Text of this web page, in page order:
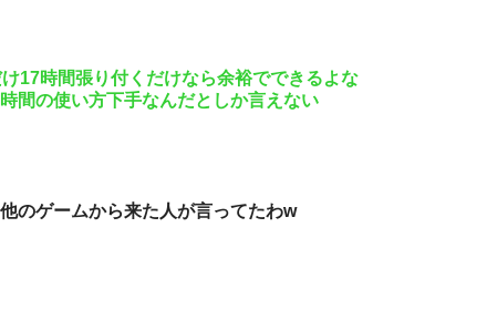
17時間張り付くだけなら余裕でできるよな
間の使い方下手なんだとしか言えない
のゲームから来た人が言ってたわw